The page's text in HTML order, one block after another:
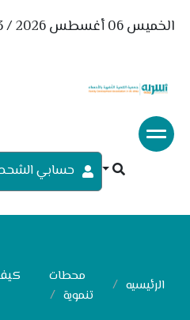
الخميس 06 أغسطس 2026 / 23-صفر-1448
حسابي
الرئيسيه
محطات
تنموية